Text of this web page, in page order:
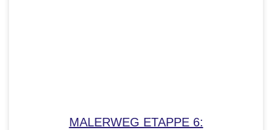
MALERWEG ETAPPE 6: